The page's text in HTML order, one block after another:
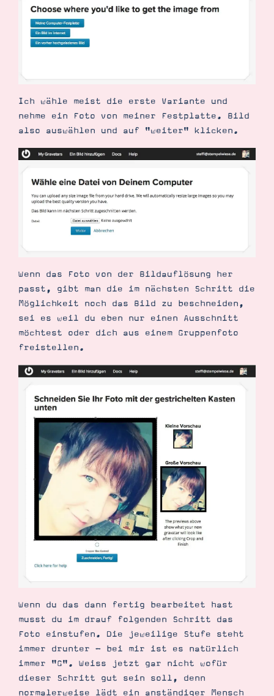
Ich wähle meist die erste Variante und
nehme ein Foto von meiner Festplatte. Bild
also auswählen und auf "weiter" klicken.
Wenn das Foto von der Bildauflösung her
passt, gibt man die im nächsten Schritt die
Möglichkeit noch das Bild zu beschneiden,
sei es weil du eben nur einen Ausschnitt
möchtest oder dich aus einem Gruppenfoto
freistellen.
Wenn du das dann fertig bearbeitet hast
musst du im drauf folgenden Schritt das
Foto einstufen. Die jeweilige Stufe steht
immer drunter - bei mir ist es natürlich
immer "G". Weiss jetzt gar nicht wofür
dieser Schritt gut sein soll, denn
normalerweise lädt ein anständiger Mensch